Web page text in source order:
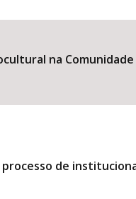
na Comunidade
de